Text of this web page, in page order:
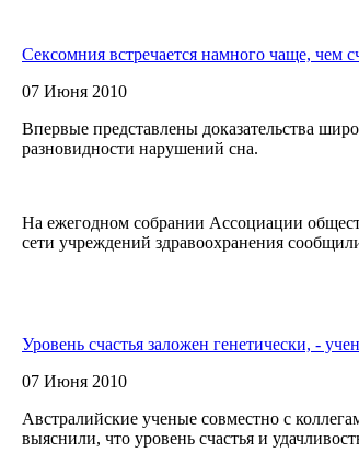
Сексомния встречается намного чаще, чем
07 Июня 2010
Впервые представлены доказательства
разновидности нарушений сна.
На ежегодном собрании Ассоциации
сети учреждений здравоохранения
Уровень счастья заложен генетически, -
07 Июня 2010
Австралийские ученые совместно с
выяснили, что уровень счастья и